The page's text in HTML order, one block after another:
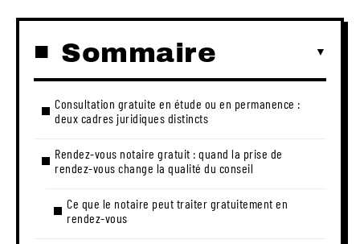
Sommaire
Consultation gratuite en étude ou en permanence :
deux cadres juridiques distincts
Rendez-vous notaire gratuit : quand la prise de
rendez-vous change la qualité du conseil
Ce que le notaire peut traiter gratuitement en
rendez-vous